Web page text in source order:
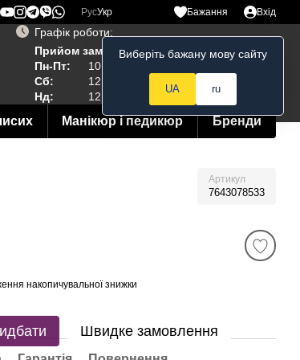
РусУкр Бажання Вхід
Графік роботи:
Прийом замовлень 24/7
Пн-Пт:
10:00–19:00
Сб:
12:00–18:00
Нд:
12:00--15:00
Мій кошик
Манікюр і педикюр Бренди
Артикул
7643078533
накопичувальної знижки
Швидке замовлення
Виберіть бажану мову сайту
UA ru